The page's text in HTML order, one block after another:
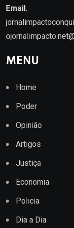
Email.
MENU
Home
Poder
Opinião
Artigos
Justiça
Economia
Policia
Dia a Dia